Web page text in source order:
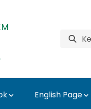
English Page